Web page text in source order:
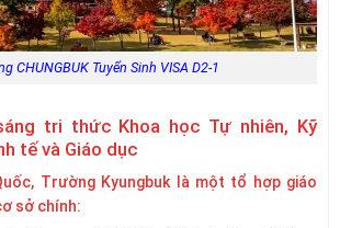
CHUNGBUK Tuyển Sinh VISA D2-1
tri thức Khoa học Tự nhiên, Kỹ
tế và Giáo dục
Trường Kyungbuk là một tổ hợp giáo
sở chính: